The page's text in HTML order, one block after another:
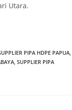
Utara.
PIPA HDPE PAPUA,
, SUPPLIER PIPA